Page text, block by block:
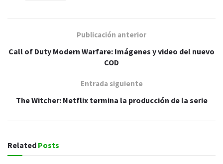
Publicación anterior
Call of Duty Modern Warfare: Imágenes y video del nuevo
COD
Entrada siguiente
The Witcher: Netflix termina la producción de la serie
Related Posts